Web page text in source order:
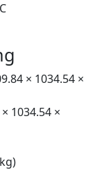
× 1034.54 ×
1034.54 ×